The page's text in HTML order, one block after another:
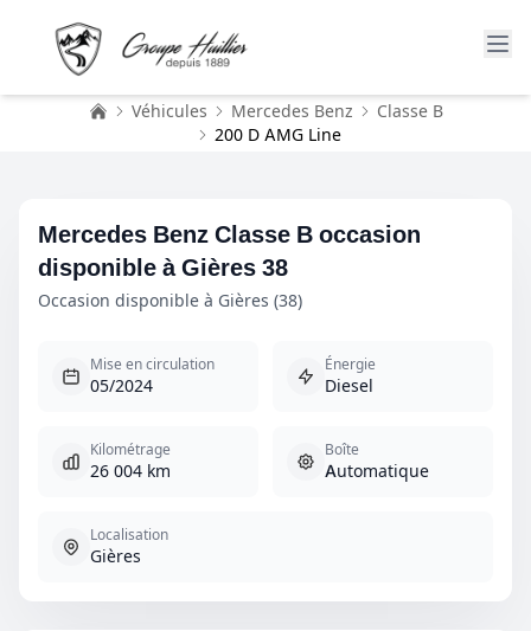
Véhicules Mercedes Benz
Classe B
200 D AMG Line
Mercedes Benz Classe B occasion
disponible à Gières 38
Occasion disponible à Gières (38)
Mise en circulation
05/2024
Énergie
Diesel
Kilométrage
26 004 km
Boîte
Automatique
Localisation
Gières